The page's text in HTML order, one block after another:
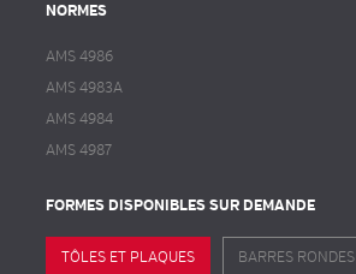
NORMES
AMS 4986
AMS 4983A
AMS 4984
AMS 4987
FORMES DISPONIBLES SUR DEMANDE
TÔLES ET PLAQUES BARRES RONDES